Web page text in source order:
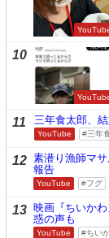
10
11 三年食太郎、
YouTube 三年
12 素潜り漁師マ
報告
YouTube フグ
13 映画『ちいか
惑の声も
YouTube ちい